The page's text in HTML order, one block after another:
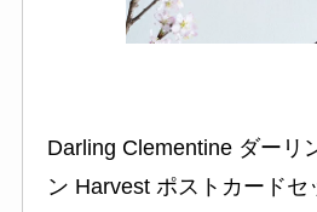
Darling Clementine ダーリ
ン Harvest ポストカードセ